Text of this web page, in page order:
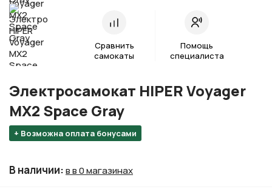
Сравнить
самокаты
Помощь
специалиста
+ Возможна оплата бонусами
Электросамокат HIPER Voyager
MX2 Space Gray
В наличии:в в 0 магазинах